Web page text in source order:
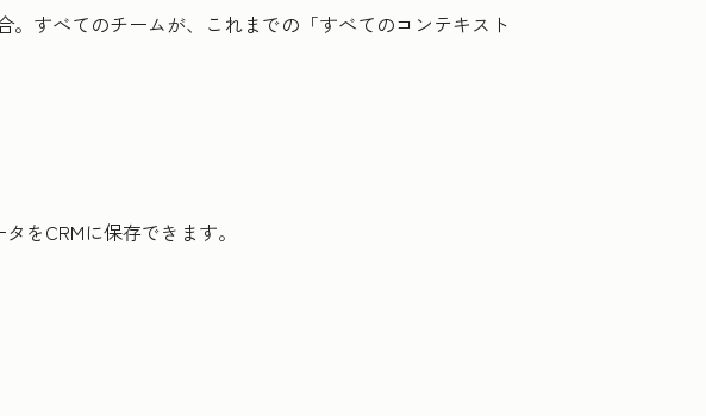
。すべてのチームが、これまでの「すべてのコンテキスト
をCRMに保存できます。